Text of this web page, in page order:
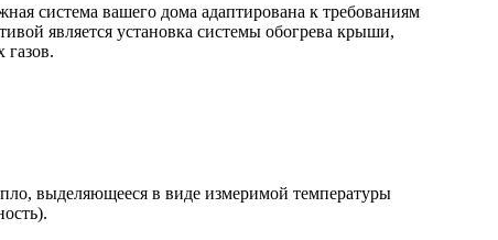
система вашего дома адаптирована к требованиям
является установка системы обогрева крыши,
выделяющееся в виде измеримой температуры